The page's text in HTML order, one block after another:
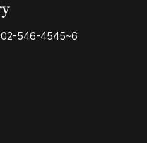
02-546-4545~6